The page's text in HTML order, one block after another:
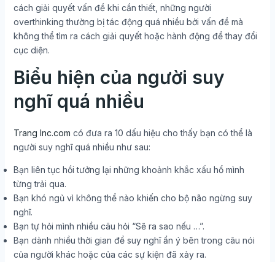
cách giải quyết vấn đề khi cần thiết, những người
overthinking thường bị tác động quá nhiều bởi vấn đề mà
không thể tìm ra cách giải quyết hoặc hành động để thay đổi
cục diện.
Biểu hiện của người suy
nghĩ quá nhiều
Trang Inc.com có đưa ra 10 dấu hiệu cho thấy bạn có thể là
người suy nghĩ quá nhiều như sau:
Bạn liên tục hồi tưởng lại những khoảnh khắc xấu hổ mình
từng trải qua.
Bạn khó ngủ vì không thể nào khiến cho bộ não ngừng suy
nghĩ.
Bạn tự hỏi mình nhiều câu hỏi “Sẽ ra sao nếu …”.
Bạn dành nhiều thời gian để suy nghĩ ẩn ý bên trong câu nói
của người khác hoặc của các sự kiện đã xảy ra.